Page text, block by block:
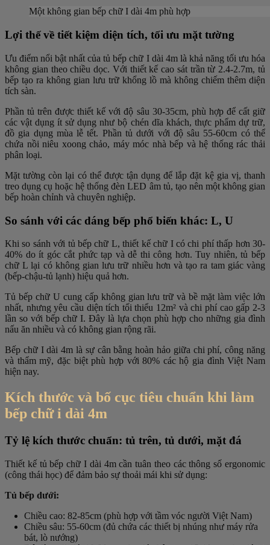
Một không gian bếp chữ I dài 4m phù hợp
Lợi thế về tiết kiệm diện tích, tối ưu mặt tường
Ưu điểm nổi bật nhất của tủ bếp chữ I dài 4m là khả năng tối ưu hóa
không gian theo chiều dọc. Với thiết kế cao sát trần từ 2.4-2.7m, tủ
bếp tạo ra không gian lưu trữ khổng lồ mà không chiếm thêm diện
tích sàn.
Phần tủ trên được thiết kế với độ sâu 30-35cm, phù hợp để cất giữ
các vật dụng ít sử dụng như bộ chén dĩa khách, thực phẩm dự trữ,
đồ gia dụng mùa lễ tết. Phần tủ dưới với độ sâu 55-60cm có thể
chứa nồi niêu xoong chảo, máy móc nhà bếp và hệ thống rác thải
phân loại.
Mặt tường còn lại có thể được tận dụng để lắp đặt kệ gia vị, thanh
treo dụng cụ hoặc hệ thống đèn LED âm tủ, tạo nên một không gian
bếp hoàn chỉnh và chuyên nghiệp.
So sánh với các dáng bếp phổ biến khác: L, U
Khi so sánh với tủ bếp chữ L, thiết kế chữ I có chi phí thấp hơn 30-
40% do ít góc cắt phức tạp và dễ thi công hơn. Tuy nhiên, tủ bếp
chữ L lại có không gian lưu trữ nhiều hơn và tạo ra tam giác vàng
(bếp-chậu-tủ lạnh) hiệu quả hơn.
Tủ bếp chữ U cung cấp không gian lưu trữ và bề mặt làm việc lớn
nhất, nhưng yêu cầu diện tích tối thiểu 12m² và chi phí cao gấp 2-3
lần so với bếp chữ I. Đây là lựa chọn phù hợp cho những gia đình
nấu ăn nhiều và có không gian rộng rãi.
Bếp chữ I dài 4m là sự cân bằng hoàn hảo giữa chi phí, công năng
và thẩm mỹ, đặc biệt phù hợp với 80% các hộ gia đình Việt Nam
hiện nay.
Kích thước và bố cục tiêu chuẩn khi làm
bếp chữ i dài 4m
Tỷ lệ kích thước chuẩn: tủ trên, tủ dưới, mặt đá
Thiết kế tủ bếp chữ I dài 4m cần tuân theo các thông số ergonomic
(công thái học) để đảm bảo sự thoải mái khi sử dụng:
Tủ bếp dưới:
Chiều cao: 82-85cm (phù hợp với tầm vóc người Việt Nam)
Chiều sâu: 55-60cm (đủ chứa các thiết bị nhúng như máy rửa
bát, lò nướng)